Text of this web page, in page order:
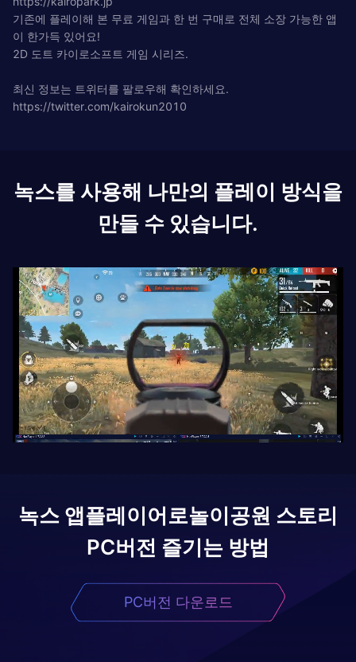
기존에 플레이해 본 무료 게임과 한 번 구매로 전체 소장 가능한 앱
이 한가득 있어요!
2D 도트 카이로소프트 게임 시리즈.
최신 정보는 트위터를 팔로우해 확인하세요.
https://twitter.com/kairokun2010
녹스를 사용해 나만의 플레이 방식을
만들 수 있습니다.
녹스 앱플레이어로놀이공원 스토리
PC버전 즐기는 방법
PC버전 다운로드